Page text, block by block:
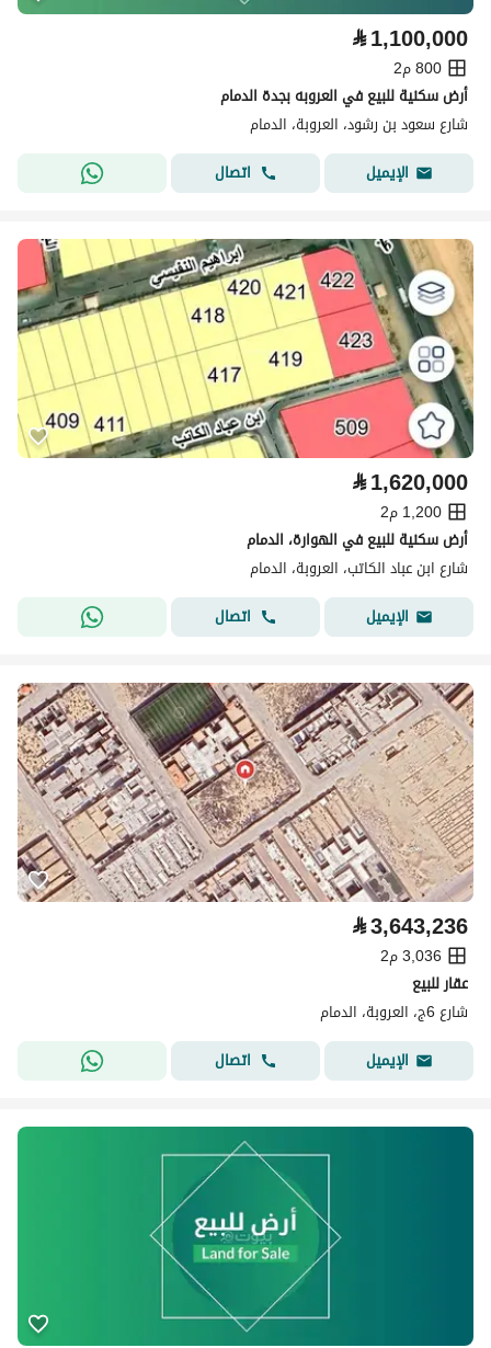
⃁1,100,000
800 م2
أرض سكنية للبيع في العروبه بجدة الدمام
شارع سعود بن رشود، العروبة، الدمام
الإيميل
اتصال
⃁1,620,000
1,200 م2
أرض سكنية للبيع في الهوارة، الدمام
شارع ابن عباد الكاتب، العروبة، الدمام
الإيميل
اتصال
⃁3,643,236
3,036 م2
عقار للبيع
شارع 6ج، العروبة، الدمام
الإيميل
اتصال